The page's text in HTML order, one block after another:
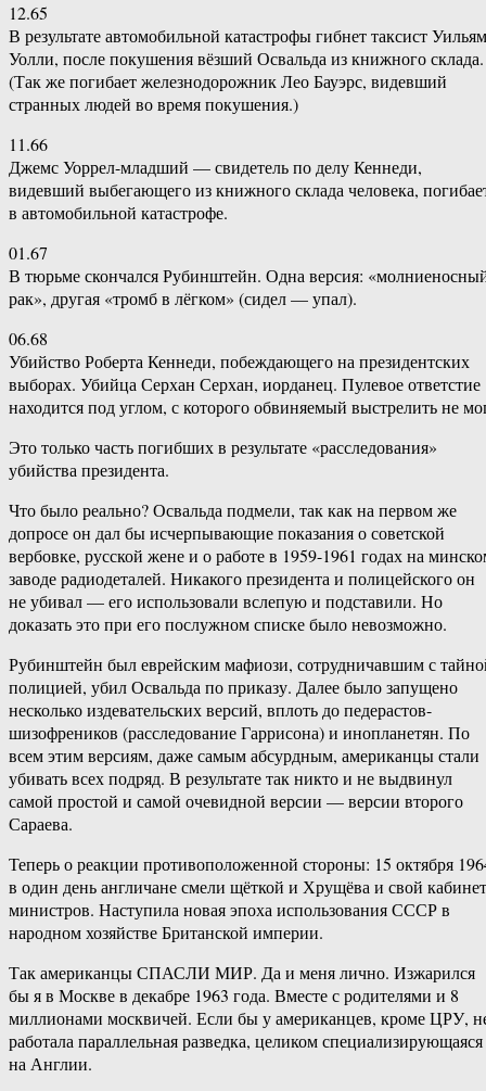
12.65
В результате автомобильной катастрофы гибнет таксист Уильям
Уолли, после покушения вёзший Освальда из книжного склада.
(Так же погибает железнодорожник Лео Бауэрс, видевший
странных людей во время покушения.)
11.66
Джемс Уоррел-младший — свидетель по делу Кеннеди,
видевший выбегающего из книжного склада человека,
в автомобильной катастрофе.
01.67
В тюрьме скончался Рубинштейн. Одна версия:
рак», другая «тромб в лёгком» (сидел — упал).
06.68
Убийство Роберта Кеннеди, побеждающего на президентских
выборах. Убийца Серхан Серхан, иорданец. Пулевое ответстие
находится под углом, с которого обвиняемый выстрелить не
Это только часть погибших в результате «расследования»
убийства президента.
Что было реально? Освальда подмели, так как на первом же
допросе он дал бы исчерпывающие показания о советской
вербовке, русской жене и о работе в 1959-1961 годах на
заводе радиодеталей. Никакого президента и полицейского он
не убивал — его использовали вслепую и подставили. Но
доказать это при его послужном списке было невозможно.
Рубинштейн был еврейским мафиози, сотрудничавшим с
полицией, убил Освальда по приказу. Далее было запущено
несколько издевательских версий, вплоть до педерастов-
шизофреников (расследование Гаррисона) и инопланетян. По
всем этим версиям, даже самым абсурдным, американцы стали
убивать всех подряд. В результате так никто и не выдвинул
самой простой и самой очевидной версии — версии второго
Сараева.
Теперь о реакции противоположенной стороны: 15 октября
в один день англичане смели щёткой и Хрущёва и свой кабинет
министров. Наступила новая эпоха использования СССР в
народном хозяйстве Британской империи.
Так американцы СПАСЛИ МИР. Да и меня лично. Изжарился
бы я в Москве в декабре 1963 года. Вместе с родителями и 8
миллионами москвичей. Если бы у американцев, кроме ЦРУ,
работала параллельная разведка, целиком специализирующаяся
на Англии.